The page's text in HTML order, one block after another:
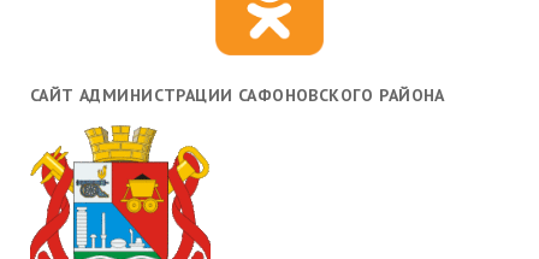
САЙТ АДМИНИСТРАЦИИ САФОНОВСКОГО РАЙОНА